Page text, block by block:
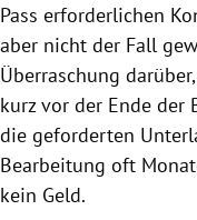
Pass erforderlichen
aber nicht der Fall
Überraschung
kurz vor der Ende der
die geforderten
Bearbeitung oft
kein Geld.